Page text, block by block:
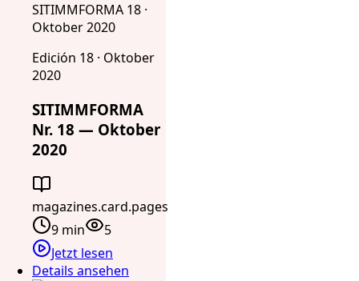
SITIMMFORMA 18 ·
Oktober 2020
Edición 18 · Oktober
2020
SITIMMFORMA
Nr. 18 — Oktober
2020
magazines.card.pages
9 min
5
Jetzt lesen
Details ansehen